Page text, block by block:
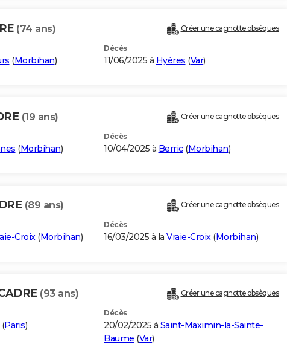
(74 ans) Créer une cagnotte obsèques
(Morbihan)
Décès
11/06/2025 à Hyères (Var)
(19 ans) Créer une cagnotte obsèques
(Morbihan)
Décès
10/04/2025 à Berric(Morbihan)
(89 ans) Créer une cagnotte obsèques
Croix(Morbihan)
Décès
16/03/2025 à la Vraie-Croix(Morbihan)
(93 ans) Créer une cagnotte obsèques
(Paris)
Décès
20/02/2025 à Saint-Maximin-la-Sainte-
Baume (Var)